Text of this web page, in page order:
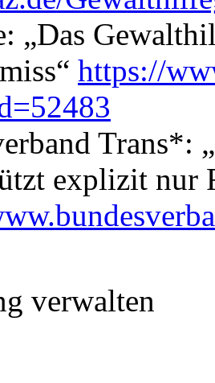
„Das
https://
Trans*:
explizit nur
verwalten